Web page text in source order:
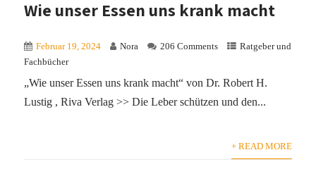
Wie unser Essen uns krank macht
Februar 19, 2024 Nora 206 Comments
Ratgeber und
Fachbücher
„Wie unser Essen uns krank macht“ von Dr. Robert H.
Lustig , Riva Verlag >> Die Leber schützen und den...
+ READ MORE